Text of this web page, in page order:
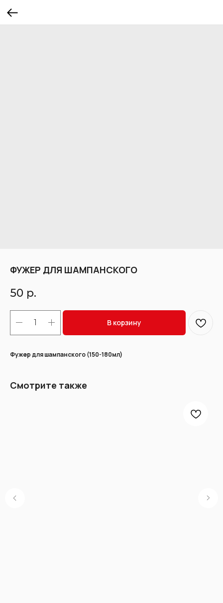
ФУЖЕР ДЛЯ ШАМПАНСКОГО
50 р.
В корзину
Фужер для шампанского (150-180мл)
Смотрите также